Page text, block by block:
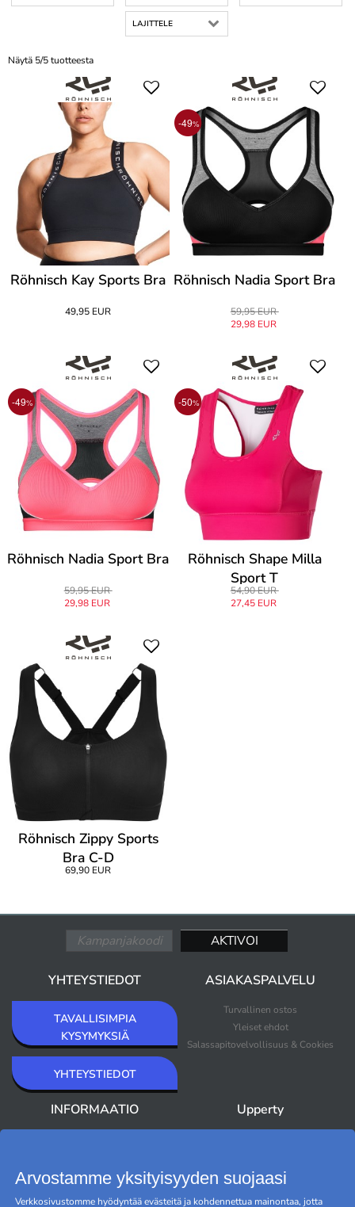
LAJITTELE
Näytä 5/5 tuotteesta
Röhnisch Kay Sports Bra
49,95 EUR
-49%
Röhnisch Nadia Sport Bra
59,95 EUR
29,98 EUR
-49%
Röhnisch Nadia Sport Bra
59,95 EUR
29,98 EUR
-50%
Röhnisch Shape Milla
Sport T
54,90 EUR
27,45 EUR
Röhnisch Zippy Sports
Bra C-D
69,90 EUR
YHTEYSTIEDOT
TAVALLISIMPIA
KYSYMYKSIÄ
YHTEYSTIEDOT
ASIAKASPALVELU
Turvallinen ostos
Yleiset ehdot
Salassapitovelvollisuus & Cookies
INFORMAATIO Upperty
Outlet
Tuotemerkit
Arvostamme yksityisyyden suojaasi
Verkkosivustomme hyödyntää evästeitä ja kohdennettua mainontaa, jotta